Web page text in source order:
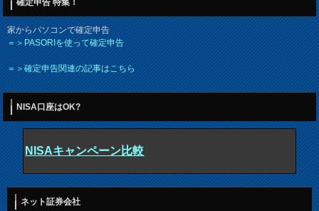
家からパソコンで確定申告
＝＞PASORIを使って確定申告
＝＞確定申告関連の記事はこちら
NISA口座はOK?
NISAキャンペーン比較
ネット証券会社